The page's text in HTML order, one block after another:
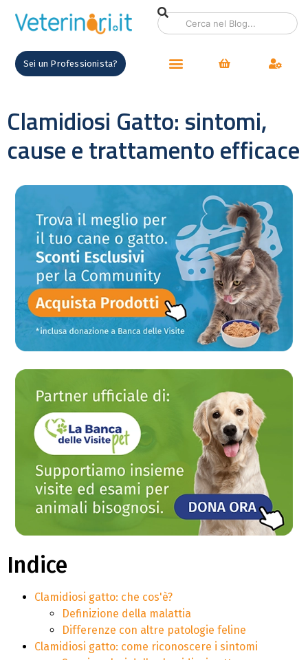
Sei un Professionista?
Clamidiosi Gatto: sintomi,
cause e trattamento efficace
Indice
Clamidiosi gatto: che cos'è?
Definizione della malattia
Differenze con altre patologie feline
Clamidiosi gatto: come riconoscere i sintomi